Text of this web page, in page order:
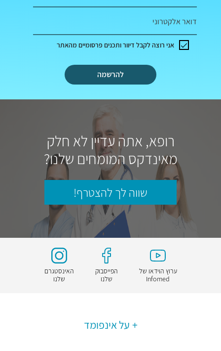
דואר אלקטרוני
להרשמה
אני רוצה לקבל דיוור ותכנים פרסומיים מהאתר
רופא, אתה עדיין לא חלק
מאינדקס המומחים שלנו?
שווה לך להצטרף!
ערוץ הוידאו של
Infomed
הפייסבוק
שלנו
האינסטגרם
שלנו
על אינפומד